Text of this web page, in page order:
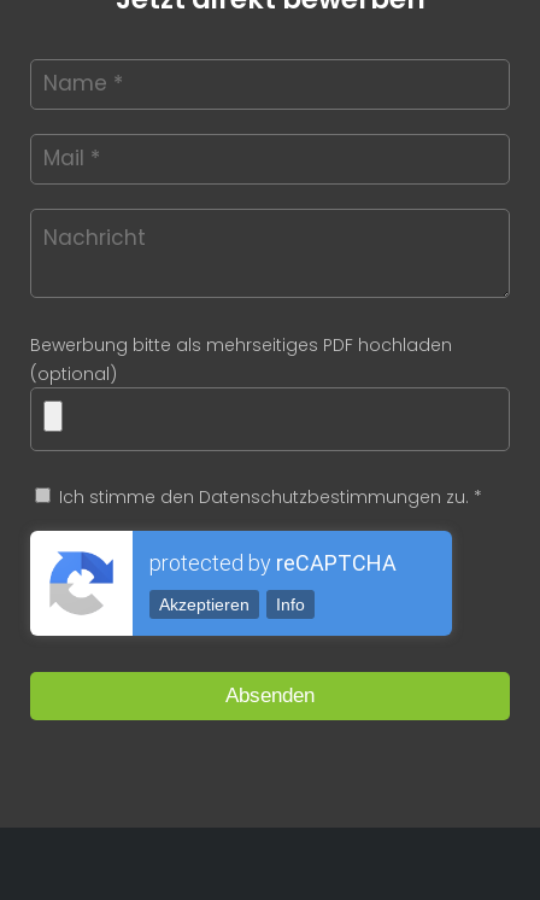
Bewerbung bitte als mehrseitiges PDF hochladen
(optional)
Ich stimme den Datenschutzbestimmungen zu. *
protected by reCAPTCHA
Akzeptieren Info